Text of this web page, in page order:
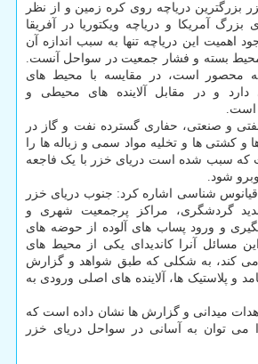
بزرگترین دریاچه روی کره زمین و از نظر
آمریکا و دریاچه ویکتوریا در آفریقا
اهمیت این دریاچه تنها به سبب اندازه آن
بسته و فشار جمعیت در سواحل آنست.
محصور است، در مقایسه با محیط های
دارد و در مقابل آلاینده های محیطی و
است.
نفتی و صنعتی، حفاری گسترده نفت و گاز در
و کشتی ها و تخلیه مواد سمی و زباله ها را
که سبب شده است دریای خزر با یک فاجعه
شود.
شناسی اشاره کرد: جنوب دریای خزر
گردشگری، مراکز پرجمعیت شهری و
و ورود پساب های آلوده از حوضه های
مسائل آنرا کاندیدای یکی از محیط های
می کند، به شکلی که طبق شواهد و گزارش
و پلاستیک ها، آلاینده های اصلی ورودی به
میدانی و گزارش ها نشان داده است که
می توان به آسانی در سواحل دریای خزر